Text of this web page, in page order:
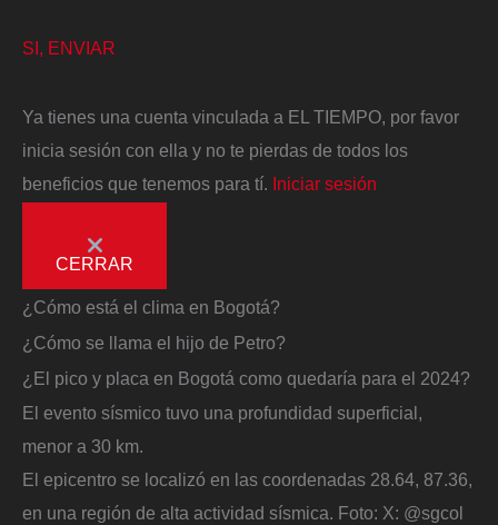
SI, ENVIAR
Ya tienes una cuenta vinculada a EL TIEMPO, por favor
inicia sesión con ella y no te pierdas de todos los
beneficios que tenemos para tí. Iniciar sesión
CERRAR
¿Cómo está el clima en Bogotá?
¿Cómo se llama el hijo de Petro?
¿El pico y placa en Bogotá como quedaría para el 2024?
El evento sísmico tuvo una profundidad superficial,
menor a 30 km.
El epicentro se localizó en las coordenadas 28.64, 87.36,
en una región de alta actividad sísmica. Foto: X: @sgcol